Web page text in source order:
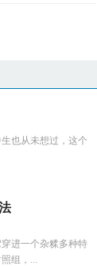
也从未想过，这个
进一个杂糅多种特
组，...